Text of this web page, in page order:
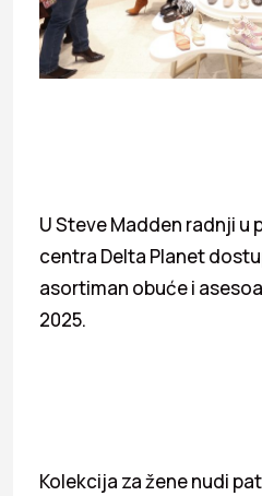
U Steve Madden radnji u
centra Delta Planet
asortiman obuće i
2025.
Kolekcija za žene nudi